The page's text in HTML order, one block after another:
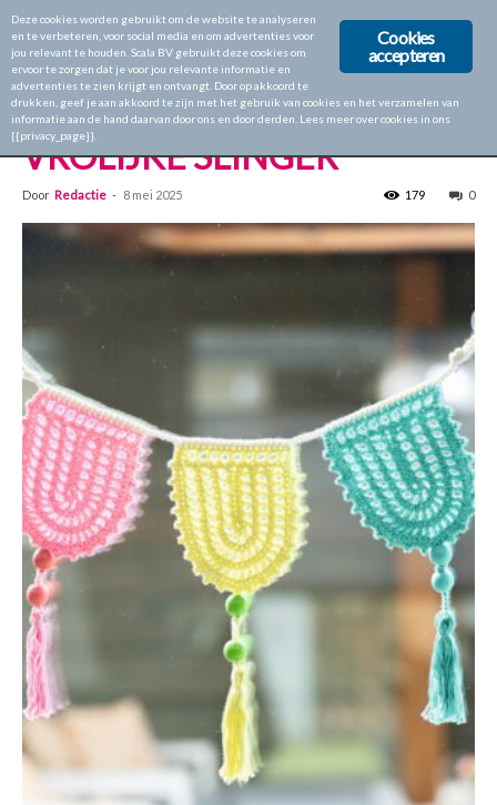
Home Aan de Haak 62
Aan de Haak 62
VROLIJKE SLINGER
Door Redactie - 8 mei 2025 0
179
Cookies
accepteren
Deze cookies worden gebruikt om de website te analyseren
en te verbeteren, voor social media en om advertenties voor
jou relevant te houden. Scala BV gebruikt deze cookies om
ervoor te zorgen dat je voor jou relevante informatie en
advertenties te zien krijgt en ontvangt. Door op akkoord te
drukken, geef je aan akkoord te zijn met het gebruik van cookies en het verzamelen van
informatie aan de hand daarvan door ons en door derden. Lees meer over cookies in ons
{{privacy_page}}.